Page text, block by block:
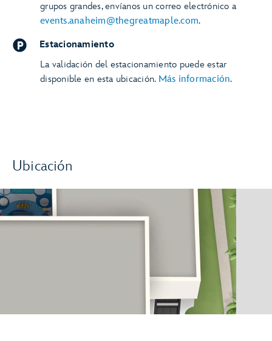
Ubicación
grupos grandes, envíanos un correo electrónico a
events.anaheim@thegreatmaple.com.
Estacionamiento
La validación del estacionamiento puede estar
disponible en esta ubicación. Más información.